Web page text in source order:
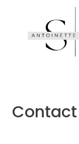
Contact